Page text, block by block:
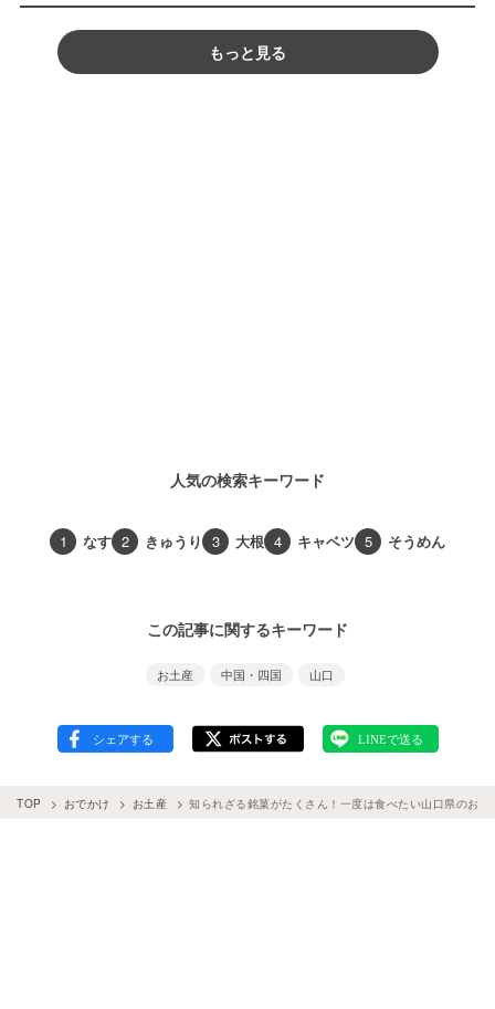
もっと見る
人気の検索キーワード
1 なす 2 きゅうり 3 大根 4 キャベツ 5 そうめん
この記事に関するキーワード
お土産 中国・四国 山口
TOP おでかけ お土産 知られざる銘菓がたくさん！一度は食べたい山口県のお土